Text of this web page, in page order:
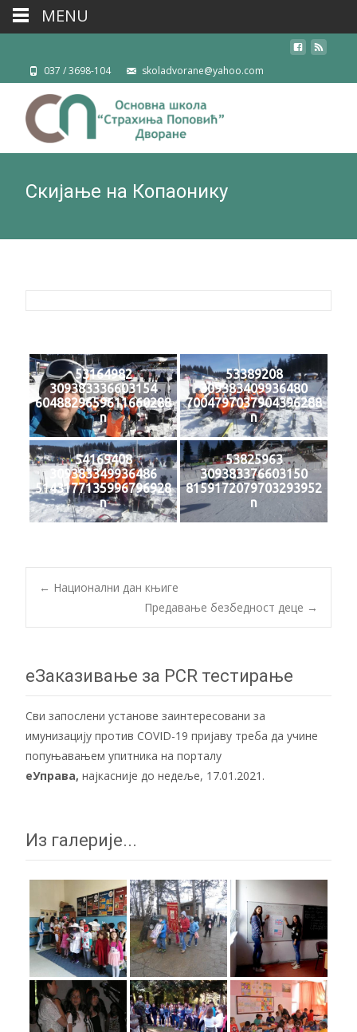
037 / 3698-104 skoladvorane@yahoo.com
Скијање на Копаонику
53164982
309383336603154
6048829659611660288
n
53389208
309383409936480
7004797037904396288
n
54169408
309383349936486
5143177135996796928
n
53825963
309383376603150
8159172079703293952
n
Post
← Национални дан књиге
Предавање безбедност деце →
еЗаказивање за PCR тестирање
Сви запослени установе заинтересовани за
имунизацију против COVID-19 пријаву треба да учине
попуњавањем упитника на порталу
еУправа, најкасније до недеље, 17.01.2021.
Из галерије...
MENU